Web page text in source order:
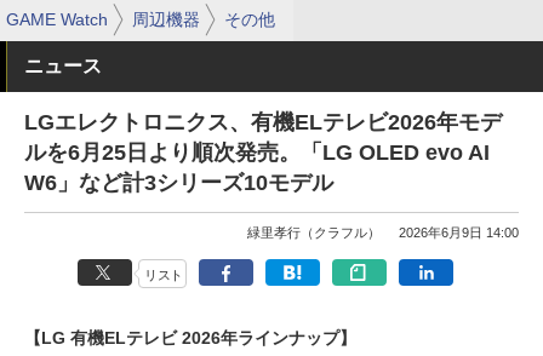
GAME Watch 周辺機器 その他
ニュース
LGエレクトロニクス、有機ELテレビ2026年モデ
ルを6月25日より順次発売。「LG OLED evo AI
W6」など計3シリーズ10モデル
緑里孝行（クラフル） 2026年6月9日 14:00
リスト
【LG 有機ELテレビ 2026年ラインナップ】